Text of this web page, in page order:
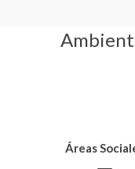
Áreas